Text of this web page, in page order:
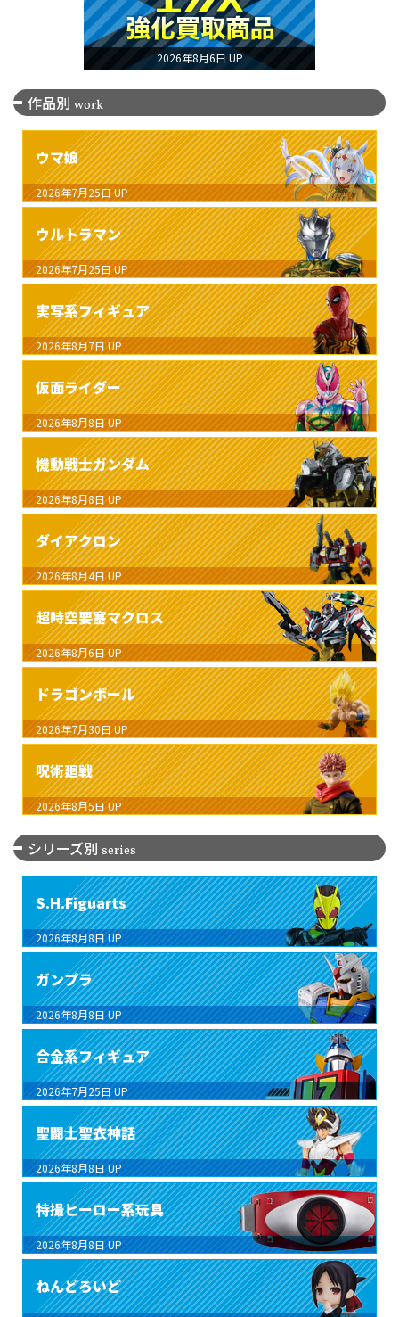
2026年8月6日 UP
作品別 work
ウマ娘
2026年7月25日 UP
ウルトラマン
2026年7月25日 UP
実写系フィギュア
2026年8月7日 UP
仮面ライダー
2026年8月8日 UP
機動戦士ガンダム
2026年8月8日 UP
ダイアクロン
2026年8月4日 UP
超時空要塞マクロス
2026年8月6日 UP
ドラゴンボール
2026年7月30日 UP
呪術廻戦
2026年8月5日 UP
シリーズ別 series
S.H.Figuarts
2026年8月8日 UP
ガンプラ
2026年8月8日 UP
合金系フィギュア
2026年7月25日 UP
聖闘士聖衣神話
2026年8月8日 UP
特撮ヒーロー系玩具
2026年8月8日 UP
ねんどろいど